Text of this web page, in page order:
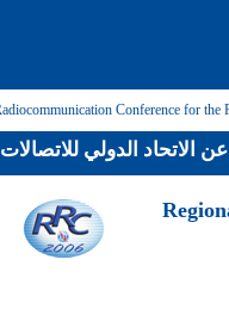
عن الاتحاد الدولي للاتصالات